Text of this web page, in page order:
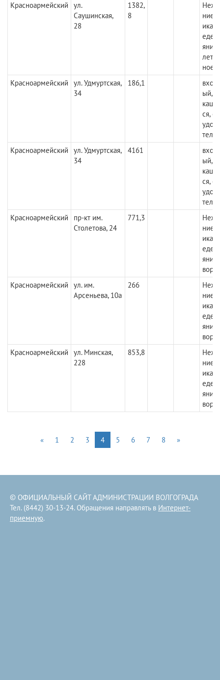
Красноармейский
ул.
Саушинская,
28
1382,
8
ние.
яние
ное
Красноармейский
ул. Удмуртская,
34
186,1
вход
ый,
ся,
Красноармейский
ул. Удмуртская,
34
4161
вход
ый,
ся,
Красноармейский
пр-кт им.
Столетова, 24
771,3
ние.
яние
Красноармейский
ул. им.
Арсеньева, 10а
266
ние.
яние
Красноармейский
ул. Минская,
228
853,8
ние.
яние
« 1 2 3 4 5 6 7 8 »
© ОФИЦИАЛЬНЫЙ САЙТ АДМИНИСТРАЦИИ ВОЛГОГРАДА
Тел. (8442) 30-13-24. Обращения направлять в Интернет-
приемную.